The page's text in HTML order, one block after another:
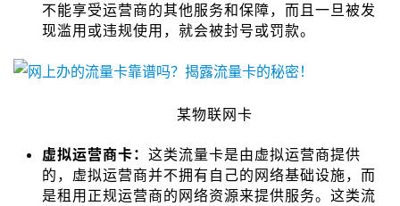
不能享受运营商的其他服务和保障，而且一旦被发
现滥用或违规使用，就会被封号或罚款。
某物联网卡
虚拟运营商卡： 这类流量卡是由虚拟运营商提供
的，虚拟运营商并不拥有自己的网络基础设施，而
是租用正规运营商的网络资源来提供服务。这类流